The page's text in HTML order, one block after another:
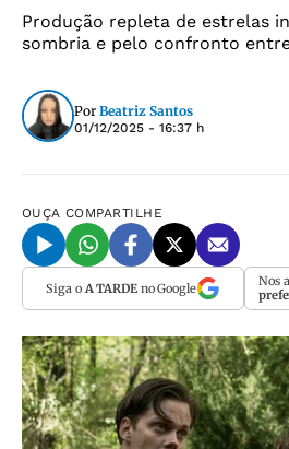
Produção repleta de estrelas
sombria e pelo confronto
Por Beatriz Santos
01/12/2025 - 16:37 h
OUÇA COMPARTILHE
Siga o A TARDEno Google Nos